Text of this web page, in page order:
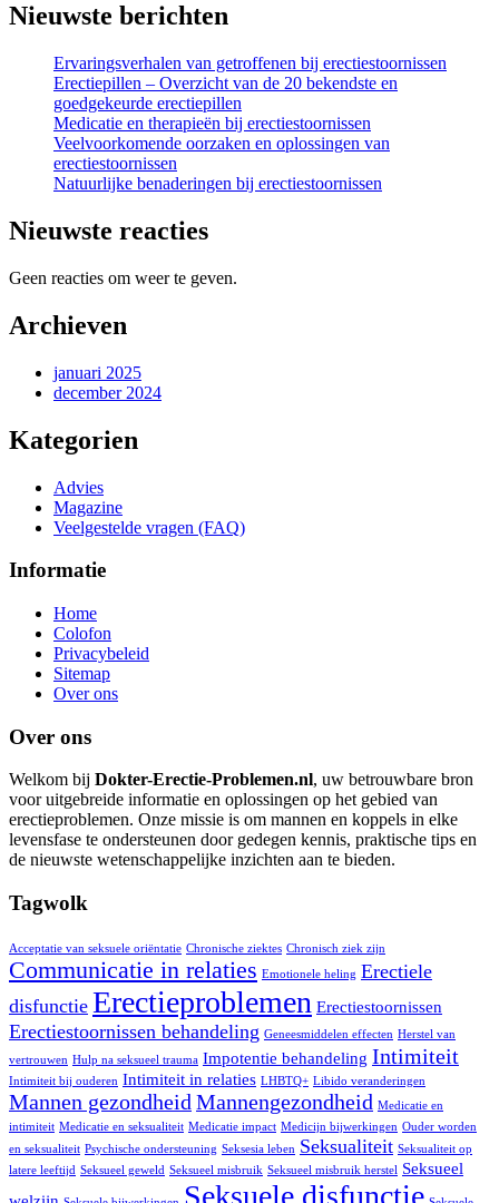
Nieuwste berichten
Ervaringsverhalen van getroffenen bij erectiestoornissen
Erectiepillen – Overzicht van de 20 bekendste en
goedgekeurde erectiepillen
Medicatie en therapieën bij erectiestoornissen
Veelvoorkomende oorzaken en oplossingen van
erectiestoornissen
Natuurlijke benaderingen bij erectiestoornissen
Nieuwste reacties
Geen reacties om weer te geven.
Archieven
januari 2025
december 2024
Kategorien
Advies
Magazine
Veelgestelde vragen (FAQ)
Informatie
Home
Colofon
Privacybeleid
Sitemap
Over ons
Over ons
Welkom bij Dokter-Erectie-Problemen.nl, uw betrouwbare bron
voor uitgebreide informatie en oplossingen op het gebied van
erectieproblemen. Onze missie is om mannen en koppels in elke
levensfase te ondersteunen door gedegen kennis, praktische tips en
de nieuwste wetenschappelijke inzichten aan te bieden.
Tagwolk
Acceptatie van seksuele oriëntatie Chronische ziektes Chronisch ziek zijn
Communicatie in relaties Emotionele heling Erectiele
disfunctie Erectieproblemen Erectiestoornissen
Erectiestoornissen behandeling Geneesmiddelen effecten Herstel van
vertrouwen Hulp na seksueel trauma Impotentie behandeling Intimiteit
Intimiteit bij ouderen Intimiteit in relaties LHBTQ+ Libido veranderingen
Mannen gezondheid Mannengezondheid Medicatie en
intimiteit Medicatie en seksualiteit Medicatie impact Medicijn bijwerkingen Ouder worden
en seksualiteit Psychische ondersteuning Seksesia leben Seksualiteit Seksualiteit op
latere leeftijd Seksueel geweld Seksueel misbruik Seksueel misbruik herstel
Seksueel
Seksuele disfunctie